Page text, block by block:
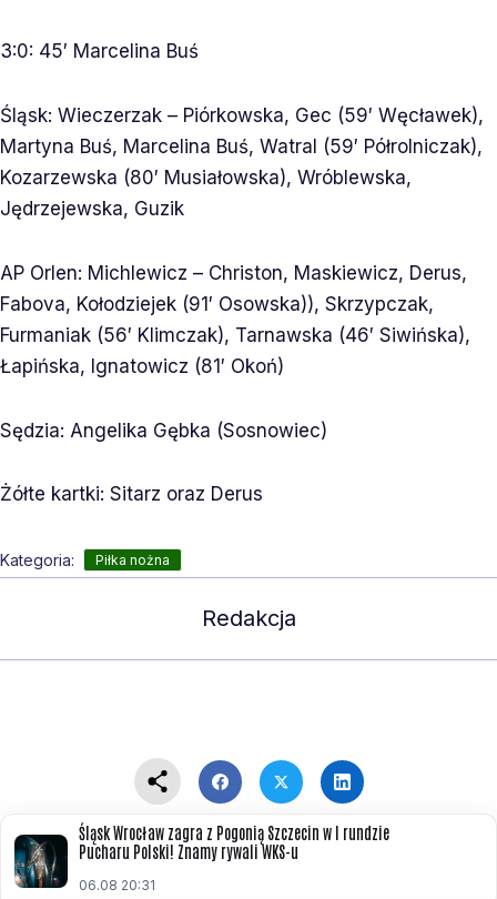
3:0: 45′ Marcelina Buś
Śląsk: Wieczerzak – Piórkowska, Gec (59′ Węcławek),
Martyna Buś, Marcelina Buś, Watral (59′ Półrolniczak),
Kozarzewska (80′ Musiałowska), Wróblewska,
Jędrzejewska, Guzik
AP Orlen: Michlewicz – Christon, Maskiewicz, Derus,
Fabova, Kołodziejek (91′ Osowska)), Skrzypczak,
Furmaniak (56′ Klimczak), Tarnawska (46′ Siwińska),
Łapińska, Ignatowicz (81′ Okoń)
Sędzia: Angelika Gębka (Sosnowiec)
Żółte kartki: Sitarz oraz Derus
Kategoria: Piłka nożna
Redakcja
Śląsk Wrocław zagra z Pogonią Szczecin w I rundzie
Pucharu Polski! Znamy rywali WKS-u
06.08 20:31